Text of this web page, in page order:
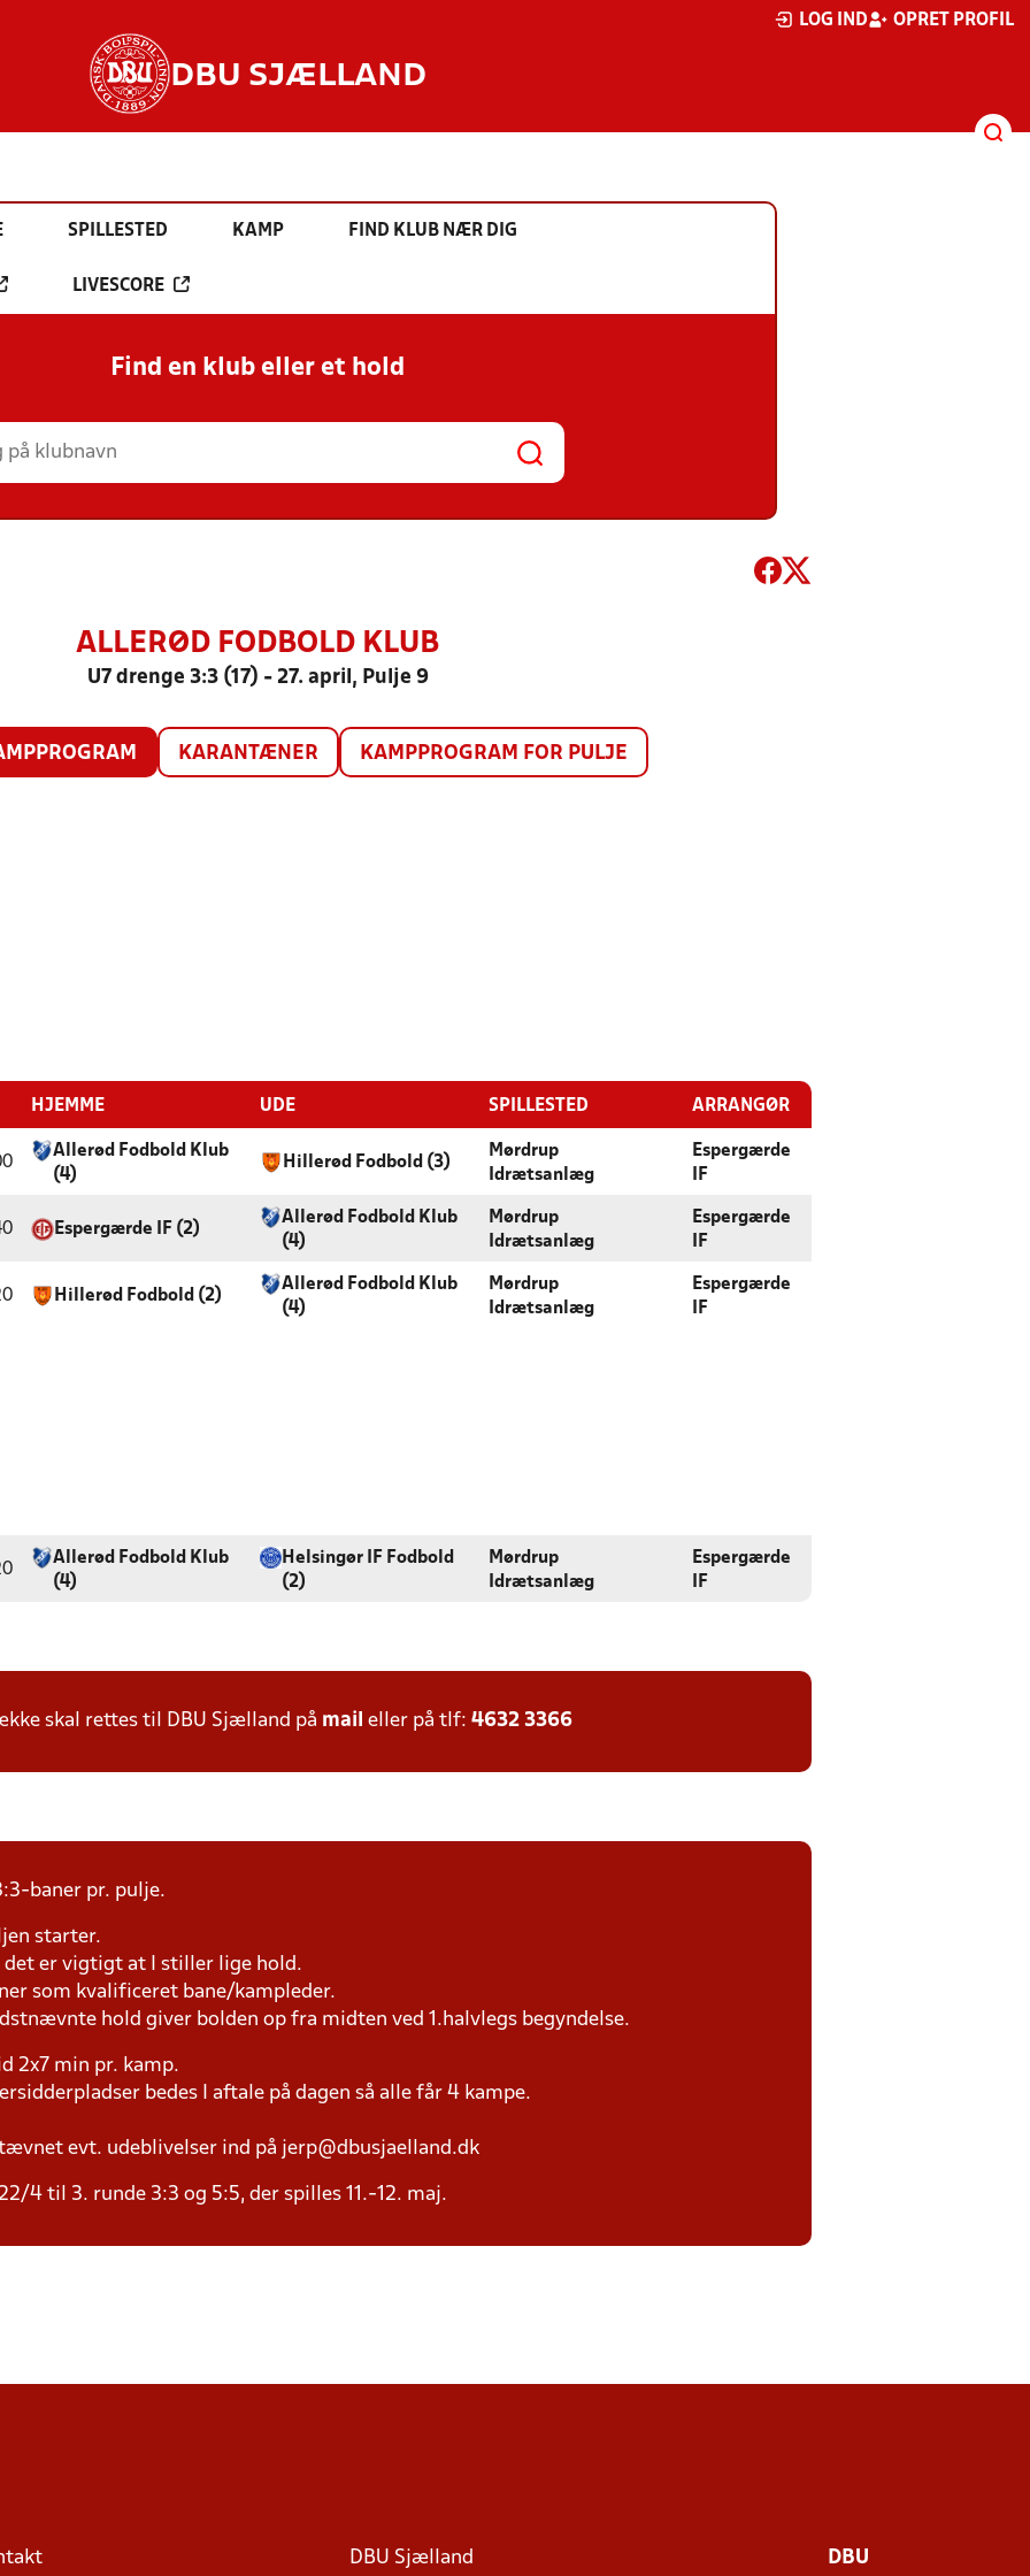
LOG IND OPRET PROFIL
DBU SJÆLLAND
SPILLESTED KAMP FIND KLUB NÆR DIG
LIVESCORE
Find en klub eller et hold
ALLERØD FODBOLD KLUB
U7 drenge 3:3 (17) - 27. april, Pulje 9
KARANTÆNER KAMPPROGRAM FOR PULJE
HJEMME UDE SPILLESTED ARRANGØR
Allerød Fodbold Klub
(4)
Hillerød Fodbold (3)
Mørdrup
Idrætsanlæg
Espergærde
IF
Espergærde IF (2)
Allerød Fodbold Klub
(4)
Mørdrup
Idrætsanlæg
Espergærde
IF
Hillerød Fodbold (2)
Allerød Fodbold Klub
(4)
Mørdrup
Idrætsanlæg
Espergærde
IF
Allerød Fodbold Klub
(4)
Helsingør IF Fodbold
(2)
Mørdrup
Idrætsanlæg
Espergærde
IF
skal rettes til DBU Sjælland på mail eller på tlf: 4632 3366
baner pr. pulje.
starter.
det er vigtigt at I stiller lige hold.
som kvalificeret bane/kampleder.
hold giver bolden op fra midten ved 1.halvlegs begyndelse.
2x7 min pr. kamp.
bedes I aftale på dagen så alle får 4 kampe.
evt. udeblivelser ind på jerp@dbusjaelland.dk
4 til 3. runde 3:3 og 5:5, der spilles 11.-12. maj.
DBU Sjælland DBU